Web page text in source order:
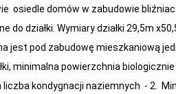
osiedle domów w zabudowie
do działki. Wymiary działki 29,5m
jest pod zabudowę mieszkaniową
minimalna powierzchnia
kondygnacji naziemnych - 2.